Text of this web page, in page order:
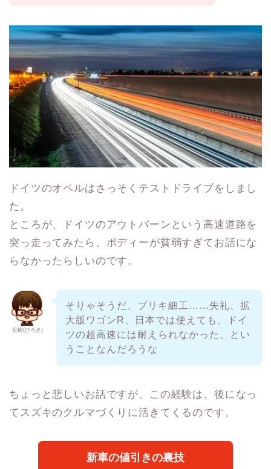
ドイツのオペルはさっそくテストドライブをしまし
た。
ところが、ドイツのアウトバーンという高速道路を
突っ走ってみたら、ボディーが貧弱すぎてお話にな
らなかったらしいのです。
宏樹(ひろき)
そりゃそうだ、ブリキ細工……失礼、拡
大版ワゴンR、日本では使えても、ドイ
ツの超高速には耐えられなかった、とい
うことなんだろうな
ちょっと悲しいお話ですが、この経験は、後になっ
てスズキのクルマづくりに活きてくるのです。
新車の値引きの裏技